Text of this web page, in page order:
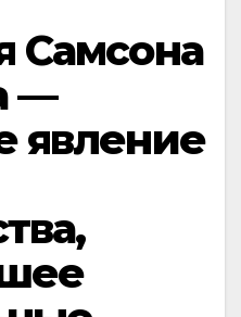
Самсона
—
явление